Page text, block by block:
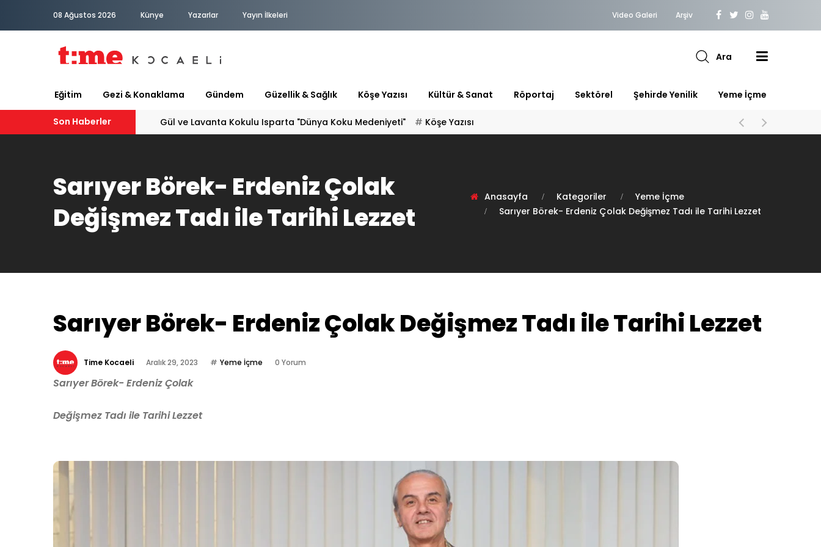
08 Ağustos 2026 Künye Yazarlar Yayın İlkeleri Video Galeri Arşiv
Ara
Eğitim Gezi & Konaklama Gündem Güzellik & Sağlık Köşe Yazısı Kültür & Sanat Röportaj Sektörel Şehirde Yenilik Yeme İçme
Son Haberler Gül ve Lavanta Kokulu Isparta "Dünya Koku Medeniyeti" Köşe Yazısı
Sarıyer Börek- Erdeniz Çolak
Değişmez Tadı ile Tarihi Lezzet
Anasayfa Kategoriler
Yeme İçme
Sarıyer Börek- Erdeniz Çolak Değişmez Tadı ile Tarihi Lezzet
Sarıyer Börek- Erdeniz Çolak Değişmez Tadı ile Tarihi Lezzet
Time Kocaeli Aralık 29, 2023 Yeme İçme 0 Yorum
Sarıyer Börek- Erdeniz Çolak
Değişmez Tadı ile Tarihi Lezzet